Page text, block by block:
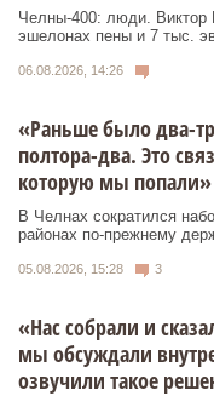
Челны-400: люди. Виктор
эшелонах пены и 7 тыс.
06.08.2026, 14:26
«Раньше было два-
полтора-два. Это
которую мы попали»
В Челнах сократился
районах по-прежнему
05.08.2026, 15:28 3
«Нас собрали и
мы обсуждали
озвучили такое